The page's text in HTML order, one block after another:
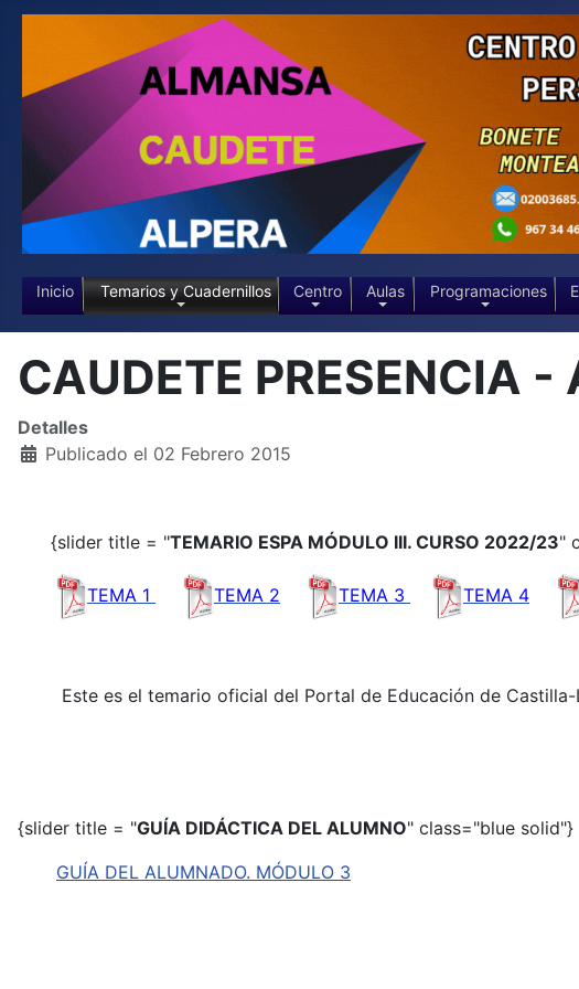
Inicio Temarios y Cuadernillos Centro Aulas Programaciones
CAUDETE
Detalles
Publicado el 02 Febrero 2015
{slider title = "TEMARIO ESPA MÓDULO III. CURSO 2022/23"
TEMA 1 TEMA 2 TEMA 3 TEMA 4
Este es el temario oficial del Portal de Educación de Castilla-
{slider title = "GUÍA DIDÁCTICA DEL ALUMNO" class="blue solid"}
GUÍA DEL ALUMNADO. MÓDULO 3